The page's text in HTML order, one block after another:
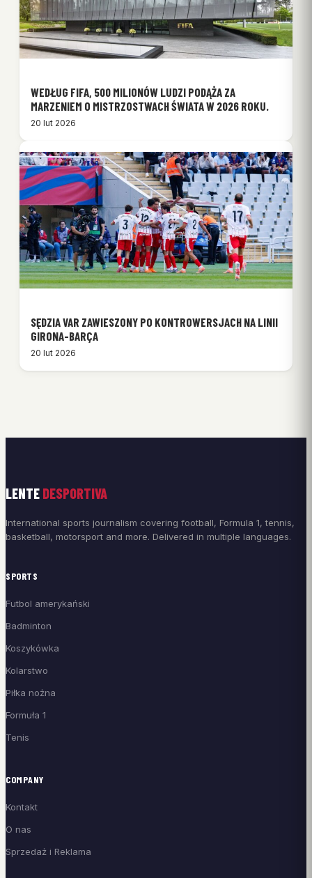
WEDŁUG FIFA, 500 MILIONÓW LUDZI PODĄŻA ZA
MARZENIEM O MISTRZOSTWACH ŚWIATA W 2026 ROKU.
20 lut 2026
SĘDZIA VAR ZAWIESZONY PO KONTROWERSJACH NA LINII
GIRONA-BARÇA
20 lut 2026
LENTE DESPORTIVA
International sports journalism covering football, Formula 1, tennis,
basketball, motorsport and more. Delivered in multiple languages.
SPORTS
Futbol amerykański
Badminton
Koszykówka
Kolarstwo
Piłka nożna
Formuła 1
Tenis
COMPANY
Kontakt
O nas
Sprzedaż i Reklama